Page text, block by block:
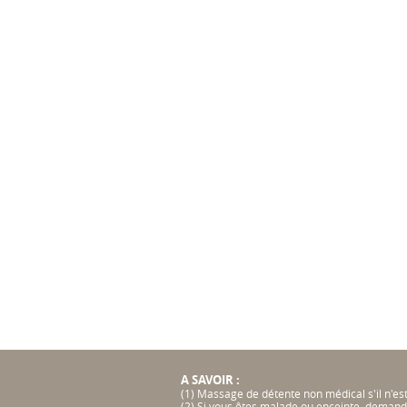
A SAVOIR :
(1) Massage de détente non médical s'il